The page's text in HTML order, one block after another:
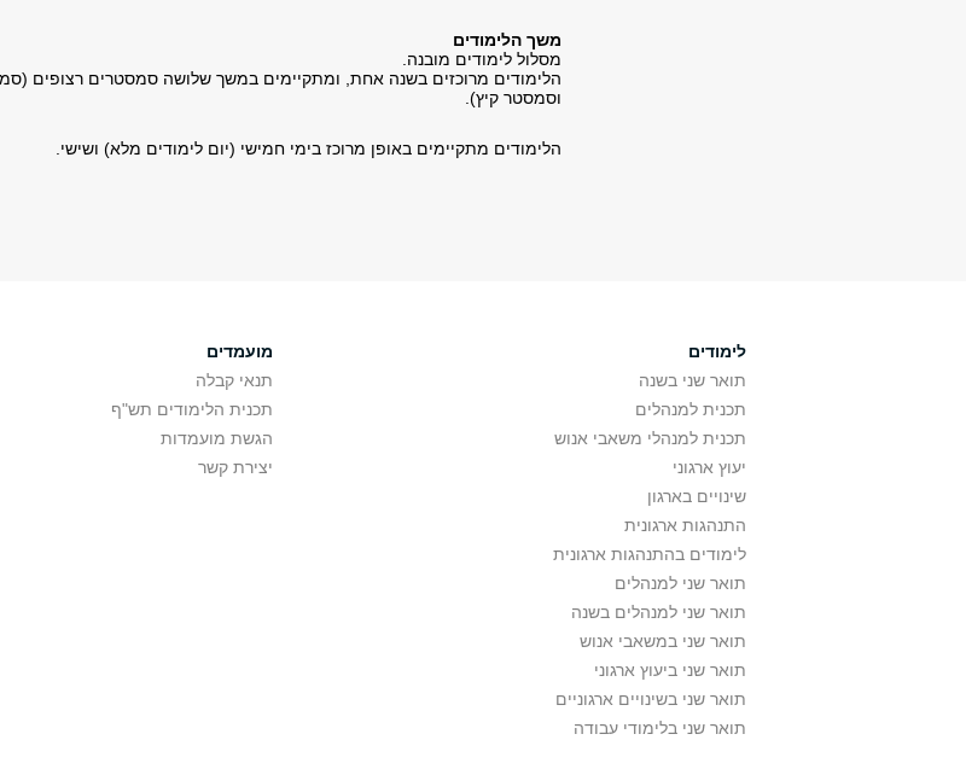
משך הלימודים
מסלול לימודים מובנה.
הלימודים מרוכזים בשנה אחת, ומתקיימים במשך שלושה סמסטרים רצופים
וסמסטר קיץ).
הלימודים מתקיימים באופן מרוכז בימי חמישי (יום לימודים מלא) ושישי.
לימודים
תואר שני בשנה
תכנית למנהלים
תכנית למנהלי משאבי אנוש
יעוץ ארגוני
שינויים בארגון
התנהגות ארגונית
לימודים בהתנהגות ארגונית
תואר שני למנהלים
תואר שני למנהלים בשנה
תואר שני במשאבי אנוש
תואר שני ביעוץ ארגוני
תואר שני בשינויים ארגוניים
תואר שני בלימודי עבודה
מועמדים
תנאי קבלה
תכנית הלימודים תש"ף
הגשת מועמדות
יצירת קשר